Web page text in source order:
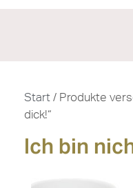
Start / Produkte
dick!“
Ich bin